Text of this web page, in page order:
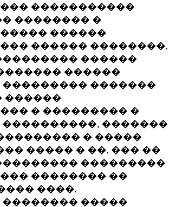
�����������
�������� �
������
������ ��������,
������
������
��������� �������
������
� ��������� �
�������
� �����
����� � ��, ��� ��
���������
�������� ��
����,
�����